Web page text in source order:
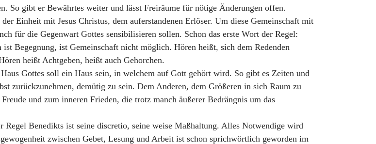
So gibt er Bewährtes weiter und lässt Freiräume für nötige Änderungen offen.
Einheit mit Jesus Christus, dem auferstandenen Erlöser. Um diese Gemeinschaft mit
für die Gegenwart Gottes sensibilisieren sollen. Schon das erste Wort der Regel:
Begegnung, ist Gemeinschaft nicht möglich. Hören heißt, sich dem Redenden
heißt Achtgeben, heißt auch Gehorchen.
Gottes soll ein Haus sein, in welchem auf Gott gehört wird. So gibt es Zeiten und
zurückzunehmen, demütig zu sein. Dem Anderen, dem Größeren in sich Raum zu
und zum inneren Frieden, die trotz manch äußerer Bedrängnis um das
Benedikts ist seine discretio, seine weise Maßhaltung. Alles Notwendige wird
zwischen Gebet, Lesung und Arbeit ist schon sprichwörtlich geworden im